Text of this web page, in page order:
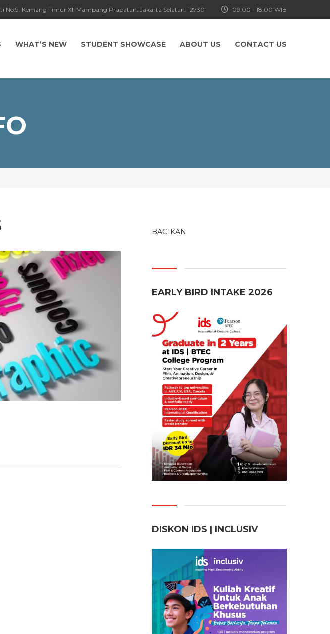
09.00 - 18.00 WIB
No.9, Kemang Timur XI, Mampang Prapatan, Jakarta Selatan. 12730
WHAT’S NEW STUDENT SHOWCASE ABOUT US CONTACT US
BAGIKAN
EARLY BIRD INTAKE 2026
DISKON IDS | INCLUSIV